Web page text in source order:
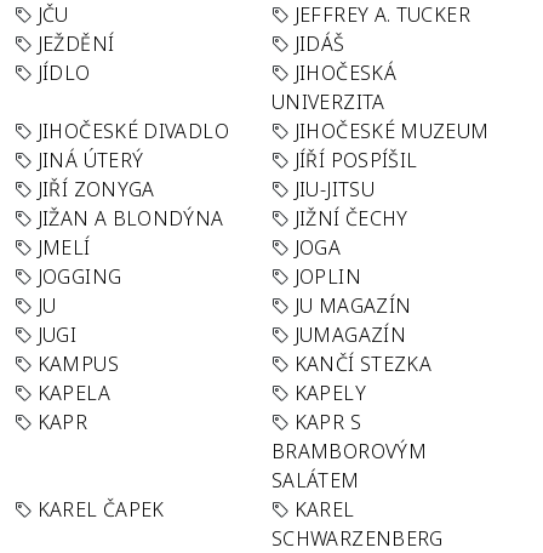
JČU
JEFFREY A. TUCKER
JEŽDĚNÍ
JIDÁŠ
JÍDLO
JIHOČESKÁ
UNIVERZITA
JIHOČESKÉ DIVADLO
JIHOČESKÉ MUZEUM
JINÁ ÚTERÝ
JÍŘÍ POSPÍŠIL
JIŘÍ ZONYGA
JIU-JITSU
JIŽAN A BLONDÝNA
JIŽNÍ ČECHY
JMELÍ
JOGA
JOGGING
JOPLIN
JU
JU MAGAZÍN
JUGI
JUMAGAZÍN
KAMPUS
KANČÍ STEZKA
KAPELA
KAPELY
KAPR
KAPR S
BRAMBOROVÝM
SALÁTEM
KAREL ČAPEK
KAREL
SCHWARZENBERG